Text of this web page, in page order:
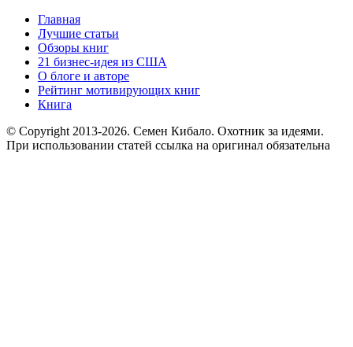
Главная
Лучшие статьи
Обзоры книг
21 бизнес-идея из США
О блоге и авторе
Рейтинг мотивирующих книг
Книга
© Copyright 2013-2026. Семен Кибало. Охотник за идеями.
При использовании статей ссылка на оригинал обязательна